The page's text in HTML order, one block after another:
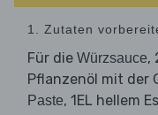
1. Zutaten
Für die Würzsauce,
Pflanzenöl mit der
Paste, 1EL hellem